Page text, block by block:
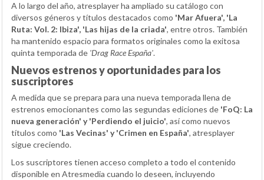
A lo largo del año, atresplayer ha ampliado su catálogo con
diversos géneros y títulos destacados como 'Mar Afuera', 'La
Ruta: Vol. 2: Ibiza', 'Las hijas de la criada', entre otros. También
ha mantenido espacio para formatos originales como la exitosa
quinta temporada de 'Drag Race España'.
Nuevos estrenos y oportunidades para los
suscriptores
A medida que se prepara para una nueva temporada llena de
estrenos emocionantes como las segundas ediciones de 'FoQ: La
nueva generación' y 'Perdiendo el juicio', así como nuevos
títulos como 'Las Vecinas' y 'Crimen en España', atresplayer
sigue creciendo.
Los suscriptores tienen acceso completo a todo el contenido
disponible en Atresmedia cuando lo deseen, incluyendo